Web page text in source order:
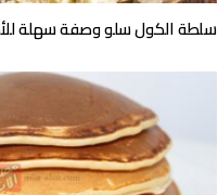
سلطة الكول سلو وصفة سهلة